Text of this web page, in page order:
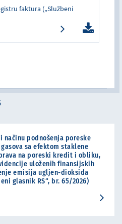
faktura („Službeni
podnošenja poreske
sa efektom staklene
na poreski kredit i obliku,
uloženih finansijskih
emisija ugljen-dioksida
glasnik RS“, br. 65/2026)